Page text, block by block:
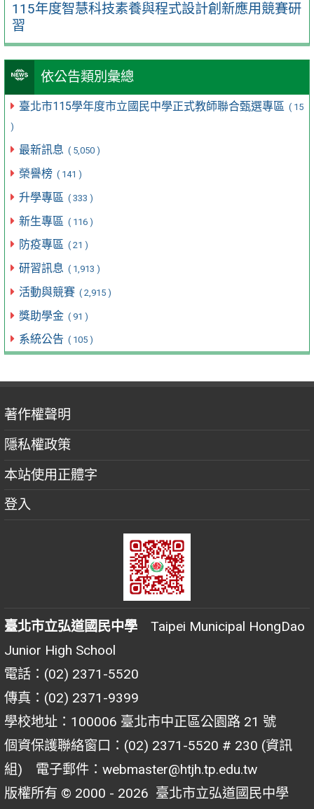
115年度智慧科技素養與程式設計創新應用競賽研
習
依公告類別彙總
臺北市115學年度市立國民中學正式教師聯合甄選專區 ( 15
)
最新訊息 ( 5,050 )
榮譽榜 ( 141 )
升學專區 ( 333 )
新生專區 ( 116 )
防疫專區 ( 21 )
研習訊息 ( 1,913 )
活動與競賽 ( 2,915 )
獎助學金 ( 91 )
系統公告 ( 105 )
著作權聲明
隱私權政策
本站使用正體字
登入
臺北市立弘道國民中學 Taipei Municipal HongDao
Junior High School
電話：(02) 2371-5520
傳真：(02) 2371-9399
學校地址：100006 臺北市中正區公園路 21 號
個資保護聯絡窗口：(02) 2371-5520 # 230 (資訊
組) 電子郵件：webmaster@htjh.tp.edu.tw
版權所有 © 2000 - 2026 臺北市立弘道國民中學